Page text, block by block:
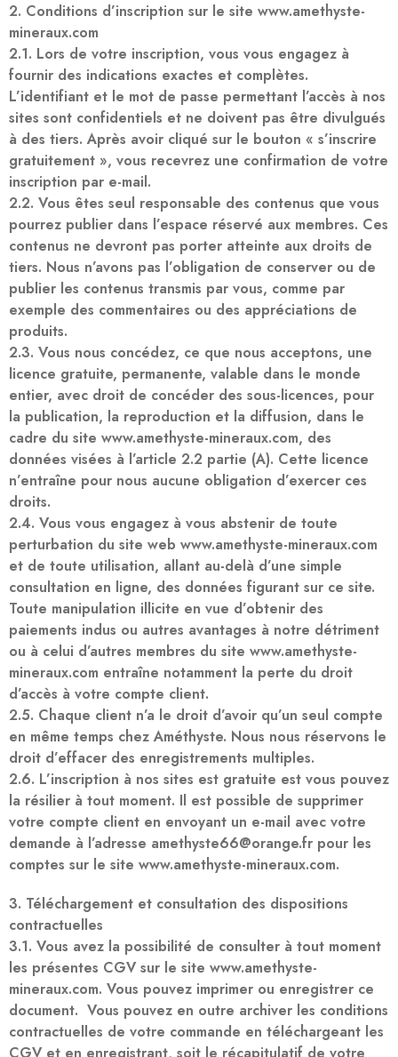
2. Conditions d’inscription sur le site www.amethyste-
mineraux.com
2.1. Lors de votre inscription, vous vous engagez à
fournir des indications exactes et complètes.
L’identifiant et le mot de passe permettant l’accès à nos
sites sont confidentiels et ne doivent pas être divulgués
à des tiers. Après avoir cliqué sur le bouton « s’inscrire
gratuitement », vous recevrez une confirmation de votre
inscription par e-mail.
2.2. Vous êtes seul responsable des contenus que vous
pourrez publier dans l’espace réservé aux membres. Ces
contenus ne devront pas porter atteinte aux droits de
tiers. Nous n’avons pas l’obligation de conserver ou de
publier les contenus transmis par vous, comme par
exemple des commentaires ou des appréciations de
produits.
2.3. Vous nous concédez, ce que nous acceptons, une
licence gratuite, permanente, valable dans le monde
entier, avec droit de concéder des sous-licences, pour
la publication, la reproduction et la diffusion, dans le
cadre du site www.amethyste-mineraux.com, des
données visées à l’article 2.2 partie (A). Cette licence
n’entraîne pour nous aucune obligation d’exercer ces
droits.
2.4. Vous vous engagez à vous abstenir de toute
perturbation du site web www.amethyste-mineraux.com
et de toute utilisation, allant au-delà d’une simple
consultation en ligne, des données figurant sur ce site.
Toute manipulation illicite en vue d’obtenir des
paiements indus ou autres avantages à notre détriment
ou à celui d’autres membres du site www.amethyste-
mineraux.com entraîne notamment la perte du droit
d’accès à votre compte client.
2.5. Chaque client n’a le droit d’avoir qu’un seul compte
en même temps chez Améthyste. Nous nous réservons le
droit d’effacer des enregistrements multiples.
2.6. L’inscription à nos sites est gratuite est vous pouvez
la résilier à tout moment. Il est possible de supprimer
votre compte client en envoyant un e-mail avec votre
demande à l’adresse amethyste66@orange.fr pour les
comptes sur le site www.amethyste-mineraux.com.
3. Téléchargement et consultation des dispositions
contractuelles
3.1. Vous avez la possibilité de consulter à tout moment
les présentes CGV sur le site www.amethyste-
mineraux.com. Vous pouvez imprimer ou enregistrer ce
document. Vous pouvez en outre archiver les conditions
contractuelles de votre commande en téléchargeant les